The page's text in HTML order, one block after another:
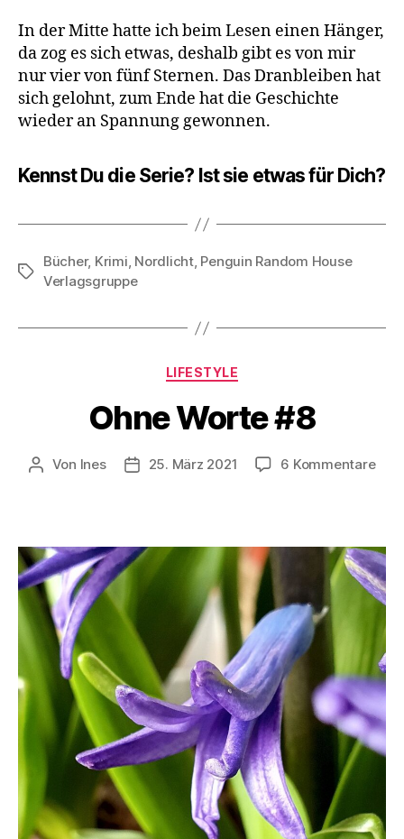
In der Mitte hatte ich beim Lesen einen Hänger,
da zog es sich etwas, deshalb gibt es von mir
nur vier von fünf Sternen. Das Dranbleiben hat
sich gelohnt, zum Ende hat die Geschichte
wieder an Spannung gewonnen.
Kennst Du die Serie? Ist sie etwas für Dich?
Schlagwörter
Bücher, Krimi, Nordlicht, Penguin Random House
Verlagsgruppe
Kategorien
LIFESTYLE
Ohne Worte #8
Beitragsautor
Von Ines Veröffentlichungsdatum
25. März 2021 6 Kommentarezu